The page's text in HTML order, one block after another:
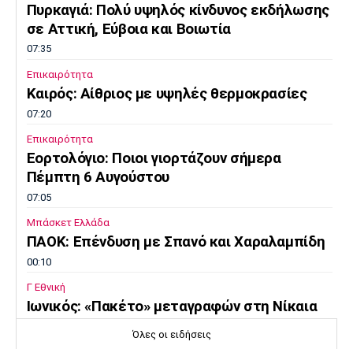
Πυρκαγιά: Πολύ υψηλός κίνδυνος εκδήλωσης
σε Αττική, Εύβοια και Βοιωτία
07:35
Επικαιρότητα
Καιρός: Αίθριος με υψηλές θερμοκρασίες
07:20
Επικαιρότητα
Εορτολόγιο: Ποιοι γιορτάζουν σήμερα
Πέμπτη 6 Αυγούστου
07:05
Μπάσκετ Ελλάδα
ΠΑΟΚ: Επένδυση με Σπανό και Χαραλαμπίδη
00:10
Γ Εθνική
Ιωνικός: «Πακέτο» μεταγραφών στη Νίκαια
Όλες οι ειδήσεις